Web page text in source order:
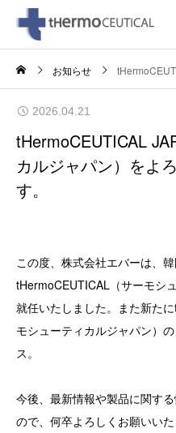
お知らせ
2026.04.21
tHermoCEUTICAL
カルジャパン）をよ
す。
この度、株式会社エバーは、
tHermoCEUTICAL（サーモシ
就任いたしました。また新た
モシューティカルジャパン）
ス。
今後、最新情報や製品に関す
ので、何卒よろしくお願いいた